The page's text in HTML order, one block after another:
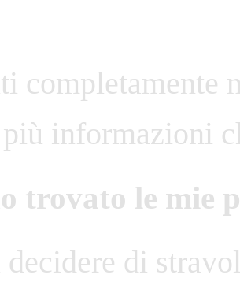
completamente
informazioni
trovato le mie
di